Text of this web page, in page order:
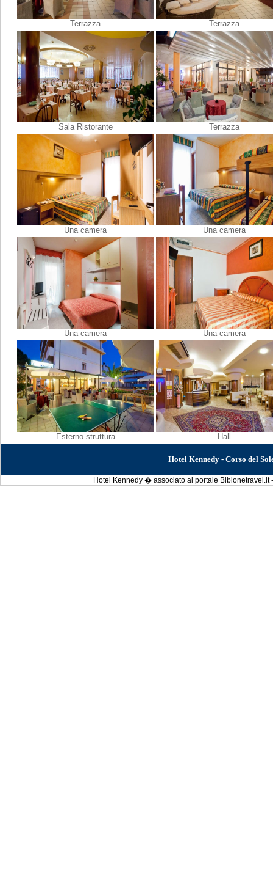
Terrazza Terrazza
Sala Ristorante Terrazza
Una camera Una camera
Una camera Una camera
Esterno struttura Hall
Hotel Kennedy - Corso del
Hotel Kennedy � associato al portale Bibionetravel.it